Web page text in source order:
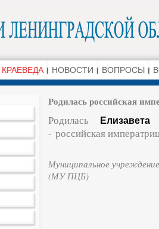
НОВОСТИ ВОПРОСЫ
Родилась российская
Родилась
- российская
Муниципальное
(МУ ПЦБ)